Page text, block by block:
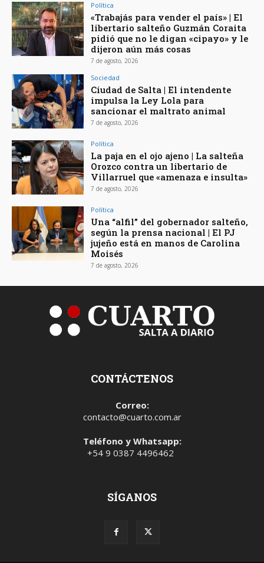
Política
«Trabajás para vender el país» | El
libertario salteño Guzmán Coraita
pidió que no le digan «cipayo» y le
dijeron aún más cosas
7 de agosto, 2026
Sociedad
Ciudad de Salta | El intendente
impulsa la Ley Lola para
sancionar el maltrato animal
7 de agosto, 2026
Política
La paja en el ojo ajeno | La salteña
Orozco contra un libertario de
Villarruel que «amenaza e insulta»
7 de agosto, 2026
Política
Una “alfil” del gobernador salteño,
según la prensa nacional | El PJ
jujeño está en manos de Carolina
Moisés
7 de agosto, 2026
CONTÁCTENOS
Correo:
contacto@cuarto.com.ar
Teléfono y Whatsapp:
+54 9 0387 4496462
SÍGANOS